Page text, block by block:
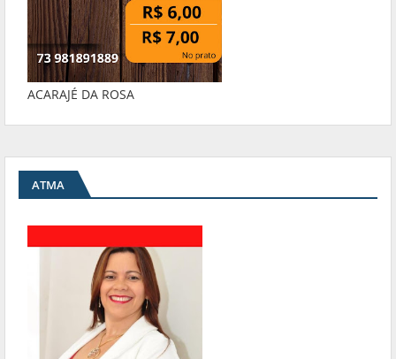
ACARAJÉ DA ROSA
ATMA